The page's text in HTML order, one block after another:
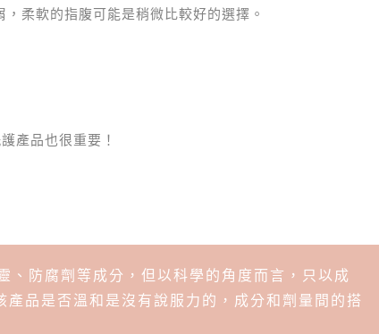
柔軟的指腹可能是稍微比較好的選擇。
產品也很重要！
、防腐劑等成分，但以科學的角度而言，只以成
產品是否溫和是沒有說服力的，成分和劑量間的搭